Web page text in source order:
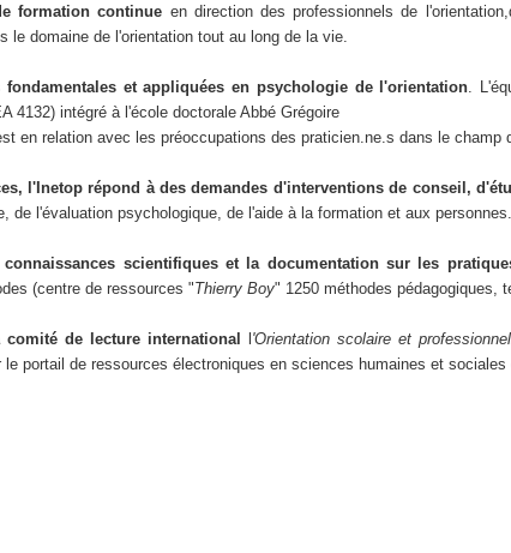
formation continue en direction des professionnels de
le domaine de l'orientation tout au long de la vie.
et appliquées en psychologie de l'orientation .
4132) intégré à l'école doctorale Abbé Grégoire
en relation avec les préoccupations des praticien.ne.s dans le
l'Inetop répond à des demandes d'interventions de conseil,
de l'évaluation psychologique, de l'aide à la formation et aux
scientifiques et la documentation sur les
(centre de ressources "Thierry Boy" 1250 méthodes pédagogiques,
de lecture international l'Orientation scolaire et
le portail de ressources électroniques en sciences humaines et